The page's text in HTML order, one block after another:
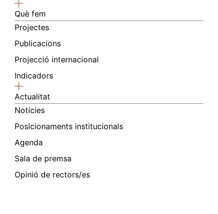
Què fem
Projectes
Publicacions
Projecció internacional
Indicadors
Actualitat
Notícies
Posicionaments institucionals
Agenda
Sala de premsa
Opinió de rectors/es